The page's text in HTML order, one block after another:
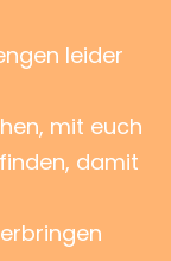
leider
mit euch
damit